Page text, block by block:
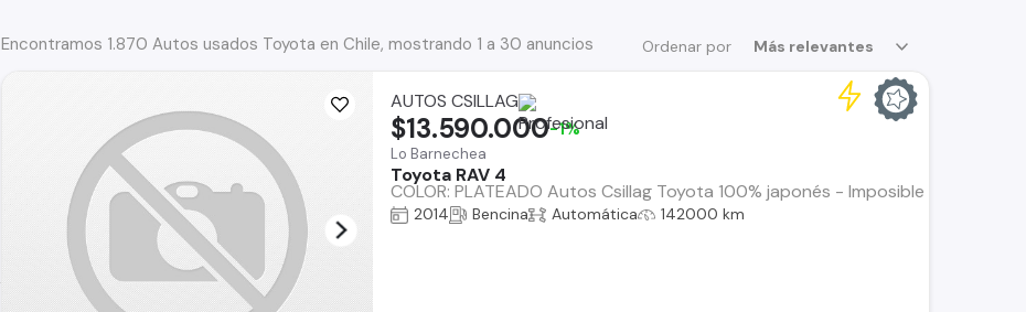
Ordenar por Más relevantes
Encontramos 1.870 Autos usados Toyota en Chile, mostrando 1 a 30 anuncios
AUTOS CSILLAG
Lo Barnechea
Toyota RAV 4
COLOR: PLATEADO Autos Csillag Toyota 100% japonés - Imposible mejor
$13.590.000-1%
2014 Bencina Automática 142000 km